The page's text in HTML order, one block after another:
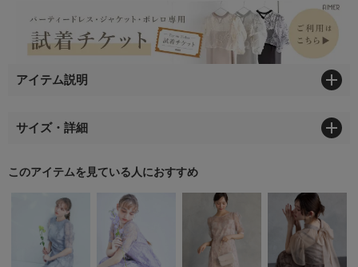
アイテム説明
サイズ・詳細
このアイテムを見ている人におすすめ